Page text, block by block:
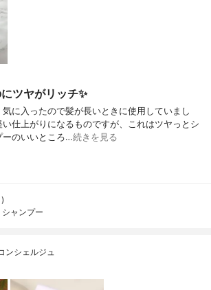
ツヤがリッチ✨
に入ったので髪が長いときに使用していまし
仕上がりになるものですが、これはツヤっとシ
ーのいいところ…続きを見る
ャンプー
ンシェルジュ